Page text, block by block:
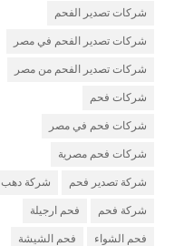
شركات تصدير الفحم
شركات تصدير الفحم في مصر
شركات تصدير الفحم من مصر
شركات فحم
شركات فحم في مصر
شركات فحم مصرية
شركة تصدير فحم شركة دهب
شركة فحم فحم ارجيلة
فحم الشواء فحم الشيشة